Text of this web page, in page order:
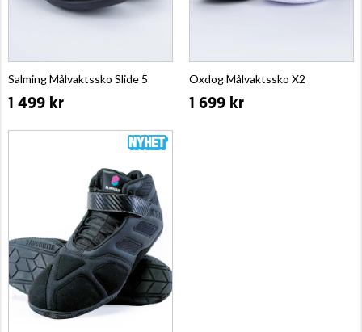
Salming Målvaktssko Slide 5
1 499 kr
Oxdog Målvaktssko X2
1 699 kr